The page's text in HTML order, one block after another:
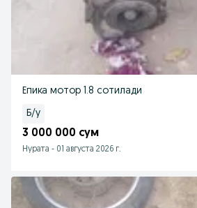
Епика мотор 1.8 сотилади
Б/у
3 000 000 сум
Нурата - 01 августа 2026 г.